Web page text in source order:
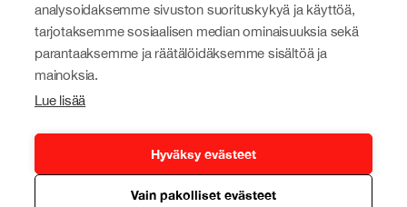
analysoidaksemme sivuston suorituskykyä ja käyttöä,
tarjotaksemme sosiaalisen median ominaisuuksia sekä
parantaaksemme ja räätälöidäksemme sisältöä ja
mainoksia.
Lue lisää
Hyväksy evästeet
Vain pakolliset evästeet
Tokmanni
SPAR Suomi
Click Shoes ja Shoe House
Dollarstore
Big Dollar